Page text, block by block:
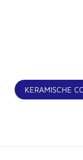
KERAMISCHE